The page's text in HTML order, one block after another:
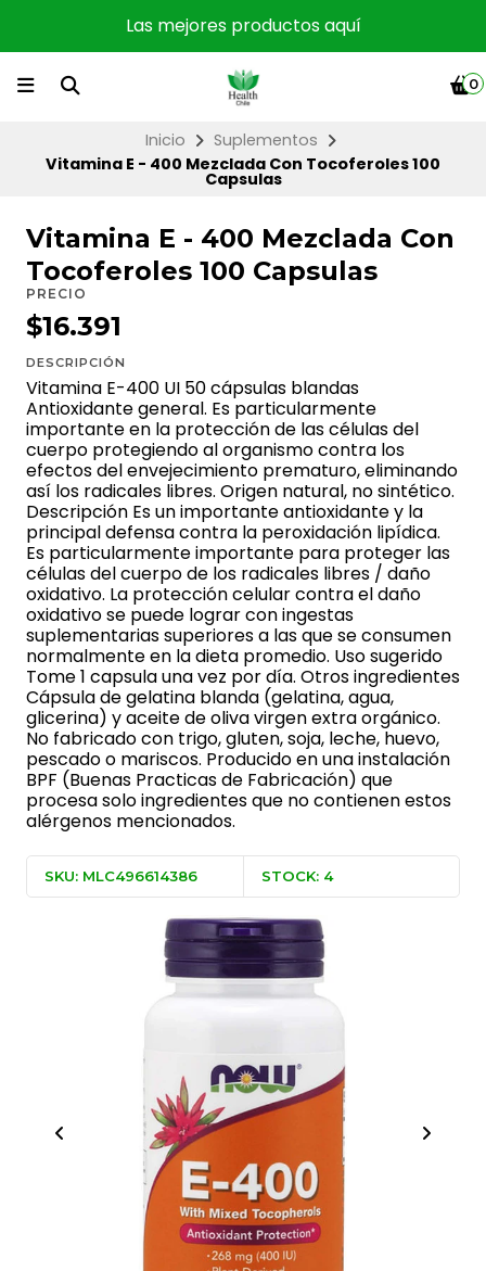
Las mejores productos aquí
0
Inicio
Suplementos
Vitamina E - 400 Mezclada Con Tocoferoles 100
Capsulas
Vitamina E - 400 Mezclada Con
Tocoferoles 100 Capsulas
PRECIO
$16.391
DESCRIPCIÓN
Vitamina E-400 UI 50 cápsulas blandas
Antioxidante general. Es particularmente
importante en la protección de las células del
cuerpo protegiendo al organismo contra los
efectos del envejecimiento prematuro, eliminando
así los radicales libres. Origen natural, no sintético.
Descripción Es un importante antioxidante y la
principal defensa contra la peroxidación lipídica.
Es particularmente importante para proteger las
células del cuerpo de los radicales libres / daño
oxidativo. La protección celular contra el daño
oxidativo se puede lograr con ingestas
suplementarias superiores a las que se consumen
normalmente en la dieta promedio. Uso sugerido
Tome 1 capsula una vez por día. Otros ingredientes
Cápsula de gelatina blanda (gelatina, agua,
glicerina) y aceite de oliva virgen extra orgánico.
No fabricado con trigo, gluten, soja, leche, huevo,
pescado o mariscos. Producido en una instalación
BPF (Buenas Practicas de Fabricación) que
procesa solo ingredientes que no contienen estos
alérgenos mencionados.
SKU: MLC496614386 STOCK: 4